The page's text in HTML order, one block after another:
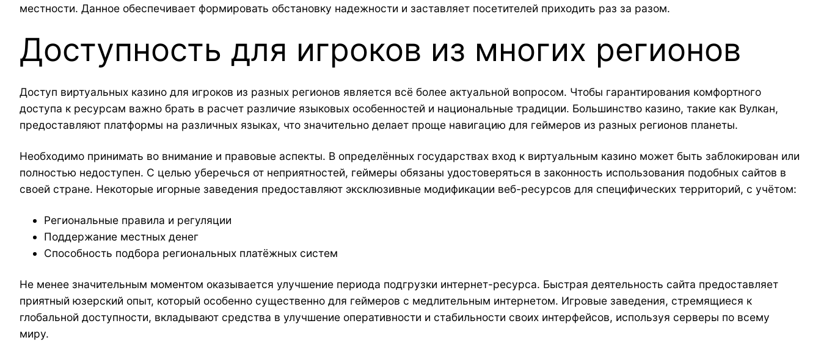
местности. Данное обеспечивает формировать обстановку надежности и заставляет посетителей приходить раз за разом.
Доступность для игроков из многих регионов
Доступ виртуальных казино для игроков из разных регионов является всё более актуальной вопросом. Чтобы гарантирования комфортного
доступа к ресурсам важно брать в расчет различие языковых особенностей и национальные традиции. Большинство казино, такие как Вулкан,
предоставляют платформы на различных языках, что значительно делает проще навигацию для геймеров из разных регионов планеты.
Необходимо принимать во внимание и правовые аспекты. В определённых государствах вход к виртуальным казино может быть заблокирован или
полностью недоступен. С целью уберечься от неприятностей, геймеры обязаны удостоверяться в законность использования подобных сайтов в
своей стране. Некоторые игорные заведения предоставляют эксклюзивные модификации веб-ресурсов для специфических территорий, с учётом:
Региональные правила и регуляции
Поддержание местных денег
Способность подбора региональных платёжных систем
Не менее значительным моментом оказывается улучшение периода подгрузки интернет-ресурса. Быстрая деятельность сайта предоставляет
приятный юзерский опыт, который особенно существенно для геймеров с медлительным интернетом. Игровые заведения, стремящиеся к
глобальной доступности, вкладывают средства в улучшение оперативности и стабильности своих интерфейсов, используя серверы по всему
миру.